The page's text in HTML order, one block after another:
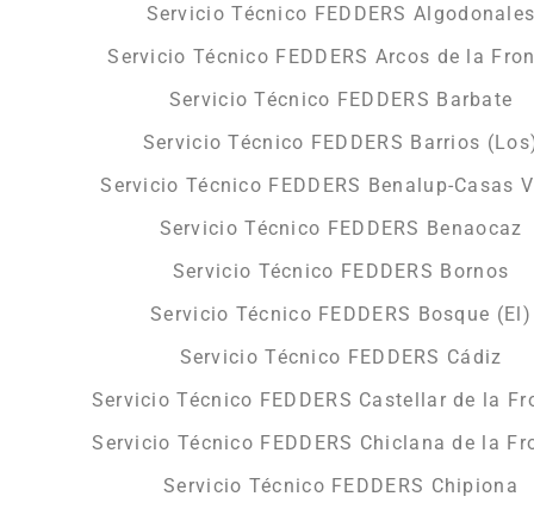
Servicio Técnico FEDDERS
Servicio Técnico FEDDERS Arcos de la
Servicio Técnico FEDDERS Barbate
Servicio Técnico FEDDERS Barrios
Servicio Técnico FEDDERS Benalup-Casas
Servicio Técnico FEDDERS Benaocaz
Servicio Técnico FEDDERS Bornos
Servicio Técnico FEDDERS Bosque (El)
Servicio Técnico FEDDERS Cádiz
Servicio Técnico FEDDERS Castellar de la
Servicio Técnico FEDDERS Chiclana de la
Servicio Técnico FEDDERS Chipiona